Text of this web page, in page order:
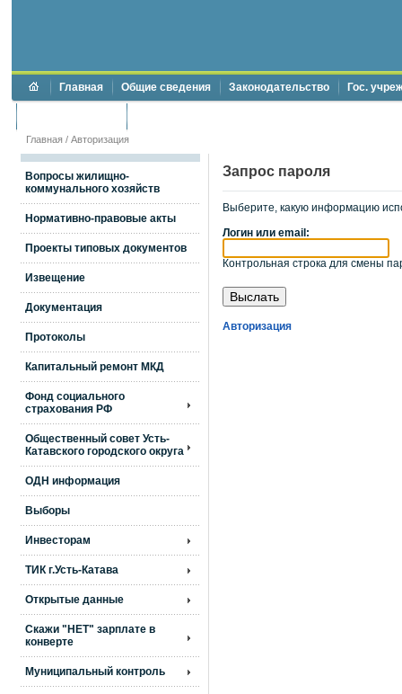
Главная Общие сведения Законодательство Гос.
Главная / Авторизация
Вопросы жилищно-
коммунального хозяйств
Нормативно-правовые акты
Проекты типовых документов
Извещение
Документация
Протоколы
Капитальный ремонт МКД
Фонд социального
страхования РФ
Общественный совет Усть-
Катавского городского округа
ОДН информация
Выборы
Инвесторам
ТИК г.Усть-Катава
Открытые данные
Скажи "НЕТ" зарплате в
конверте
Муниципальный контроль
Запрос пароля
Выберите, какую информацию
Логин или email:
Контрольная строка для смены
Авторизация